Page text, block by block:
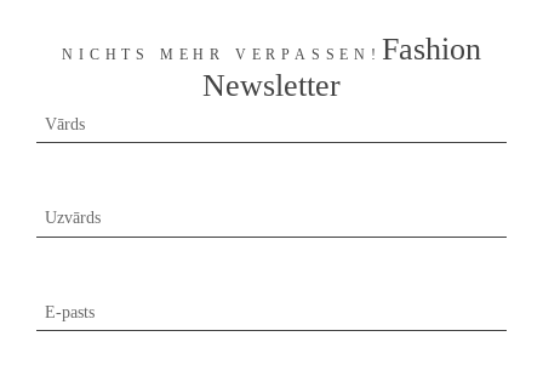
NICHTS MEHR VERPASSEN! Fashion
Newsletter
Vārds
Uzvārds
E-pasts